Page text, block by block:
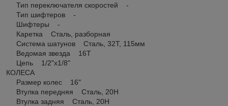
Тип переключателя скоростей -
Тип шифтеров -
Шифтеры -
Каретка Сталь, разборная
Система шатунов Сталь, 32Т, 115мм
Ведомая звезда 16Т
Цепь 1/2"х1/8"
КОЛЕСА
Размер колес 16"
Втулка передняя Сталь, 20H
Втулка задняя Сталь, 20H